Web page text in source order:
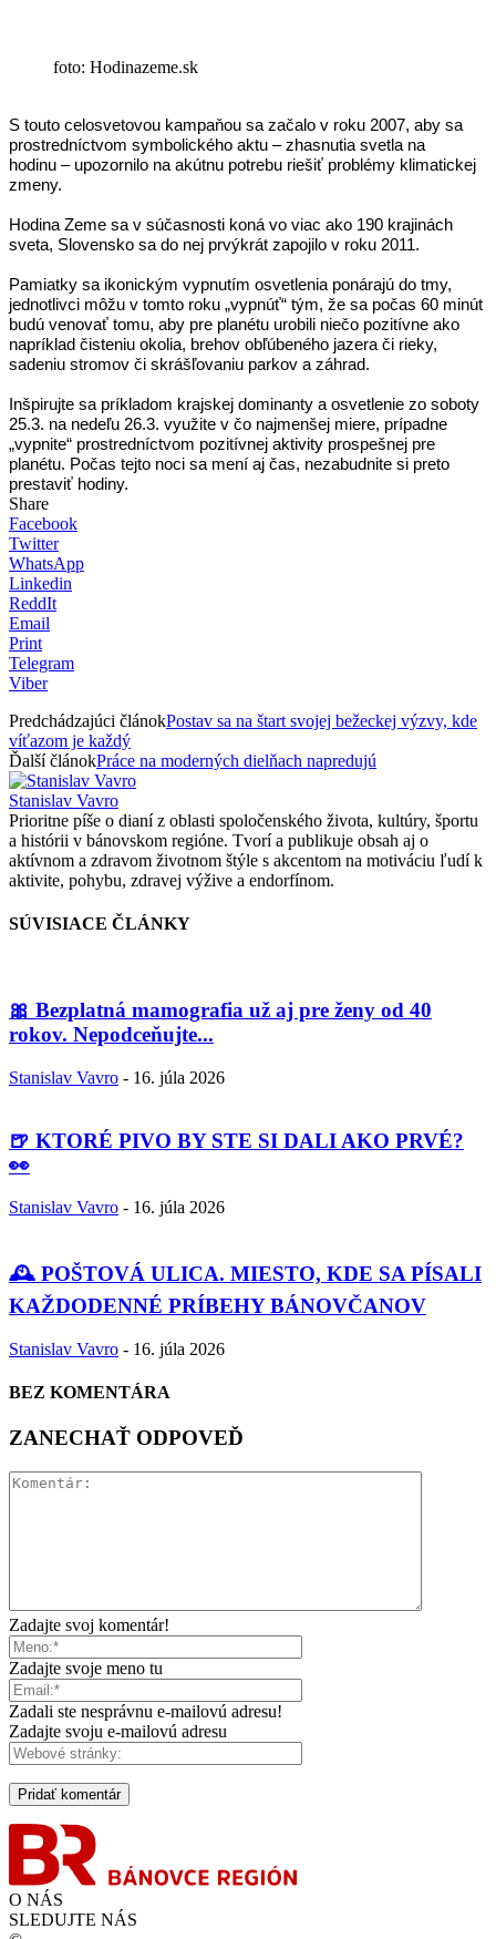
foto: Hodinazeme.sk
S touto celosvetovou kampaňou sa začalo v roku 2007, aby sa
prostredníctvom symbolického aktu –zhasnutia svetla na
hodinu – upozornilo na akútnu potrebu riešiť problémy klimatickej
zmeny.
Hodina Zeme sa v súčasnosti koná vo viac ako 190 krajinách
sveta, Slovensko sa do nej prvýkrát zapojilo v roku 2011.
Pamiatky sa ikonickým vypnutím osvetlenia ponárajú do tmy,
jednotlivci môžu v tomto roku „vypnúť“ tým, že sa počas 60 minút
budú venovať tomu, aby pre planétu urobili niečo pozitívne ako
napríklad čisteniu okolia, brehov obľúbeného jazera či rieky,
sadeniu stromov či skrášľovaniu parkov a záhrad.
Inšpirujte sa príkladom krajskej dominanty a osvetlenie zo soboty
25.3. na nedeľu 26.3. využite v čo najmenšej miere, prípadne
„vypnite“ prostredníctvom pozitívnej aktivity prospešnej pre
planétu. Počas tejto noci sa mení aj čas, nezabudnite si preto
prestaviť hodiny.
Share
Facebook
Twitter
WhatsApp
Linkedin
ReddIt
Email
Print
Telegram
Viber
Predchádzajúci článokPostav sa na štart svojej bežeckej výzvy, kde
víťazom je každý
Ďalší článokPráce na moderných dielňach napredujú
Stanislav Vavro
Prioritne píše o dianí z oblasti spoločenského života, kultúry, športu
a histórii v bánovskom regióne. Tvorí a publikuje obsah aj o
aktívnom a zdravom životnom štýle s akcentom na motiváciu ľudí k
aktivite, pohybu, zdravej výžive a endorfínom.
SÚVISIACE ČLÁNKY
🎀 Bezplatná mamografia už aj pre ženy od 40
rokov. Nepodceňujte...
Stanislav Vavro - 16. júla 2026
🍺 KTORÉ PIVO BY STE SI DALI AKO PRVÉ?
👀
Stanislav Vavro - 16. júla 2026
🕰️ POŠTOVÁ ULICA. MIESTO, KDE SA PÍSALI
KAŽDODENNÉ PRÍBEHY BÁNOVČANOV
Stanislav Vavro - 16. júla 2026
BEZ KOMENTÁRA
ZANECHAŤ ODPOVEĎ
Zadajte svoj komentár!
Zadajte svoje meno tu
Zadali ste nesprávnu e-mailovú adresu!
Zadajte svoju e-mailovú adresu
O NÁS
SLEDUJTE NÁS